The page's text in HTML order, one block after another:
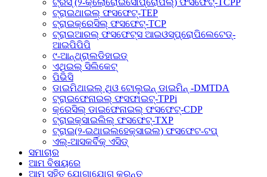
ଟ୍ରିସ୍ (୨-କ୍ଲୋରୋଇସୋପ୍ରୋପିଲ୍) ଫସଫେଟ୍-TCPP
ଟ୍ରାଇଥାଇଲ୍ ଫସଫେଟ୍-TEP
ଟ୍ରାଇକ୍ରେସିଲ୍ ଫସଫେଟ୍-TCP
ଟ୍ରାଇଆରଲ୍ ଫସଫେଟ୍ସ ଆଇଓସ୍ପ୍ରୋପିଲେଟେଡ୍-
ଆଇପିପିପି
୯-ଆନ୍ଥ୍ରାଲଡିହାଇଡ୍
ଏଥିଇଲ୍ ସିଲିକେଟ୍
ପିଭିସି
ଡାଇମିଥାଇଲ୍ ଥିଓ ଟୋଲୁଇନ୍ ଡାଇମିନ୍ -DMTDA
ଟ୍ରାଇଫେନାଇଲ୍ ଫସଫାଇଟ୍-TPPi
କ୍ରେସିଲ୍ ଡାଇଫେନାଇଲ୍ ଫସଫେଟ୍-CDP
ଟ୍ରାଇକ୍ସାଇଲିଲ୍ ଫସଫେଟ୍-TXP
ଟ୍ରାଇ(୨-ଇଥାଇଲହେକ୍ସାଇଲ) ଫସଫେଟ-ଟପ୍
ଏଲ୍-ଆସକର୍ବିକ୍ ଏସିଡ୍
ସମାଚାର
ଆମ ବିଷୟରେ
ଆମ ସହିତ ଯୋଗାଯୋଗ କରନ୍ତୁ